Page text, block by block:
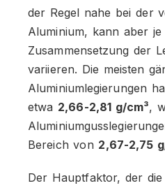
der Regel nahe bei der
Aluminium, kann aber je
Zusammensetzung der
variieren. Die meisten
Aluminiumlegierungen
etwa 2,66-2,81 g/cm³,
Bereich von 2,67-2,75
Der Hauptfaktor, der